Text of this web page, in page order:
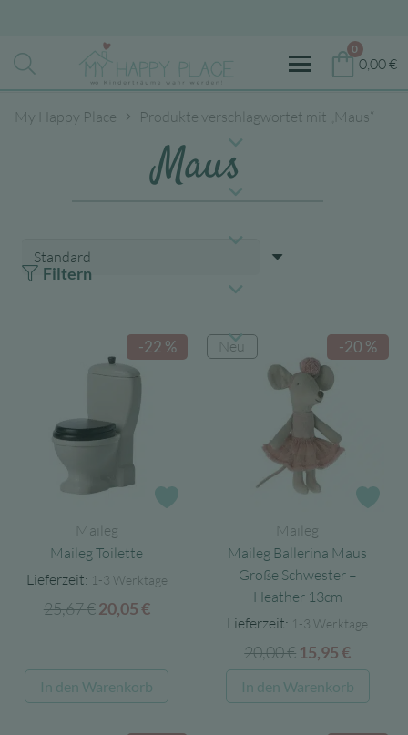
0
0,00€
My Happy Place Produkte verschlagwortet mit „Maus“
Maus
Filtern
-22 %
Maileg
Maileg Toilette
Lieferzeit: 1-3 Werktage
25,67€ Ursprünglicher
25,67 €
20,05€Aktueller
20,05 €.
In den Warenkorb
-20 %
Neu
Maileg
Maileg Ballerina Maus
Große Schwester –
Heather 13cm
Lieferzeit: 1-3 Werktage
20,00€ Ursprünglicher
Preis
war:
15,95€
Preis
ist:
In den Warenkorb